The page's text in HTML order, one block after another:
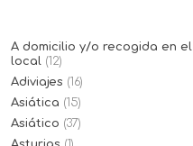
A domicilio y/o recogida en el
local (12)
Adiviajes (16)
Asiática (15)
Asiático (37)